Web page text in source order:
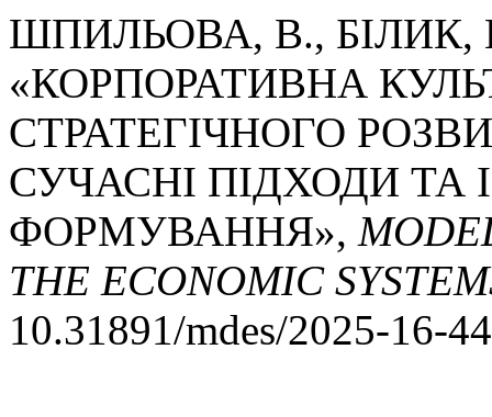
ШПИЛЬОВА, В., БІЛИК,
«КОРПОРАТИВНА
СТРАТЕГІЧНОГО
СУЧАСНІ ПІДХОДИ ТА
ФОРМУВАННЯ»,
THE ECONOMIC
10.31891/mdes/2025-16-